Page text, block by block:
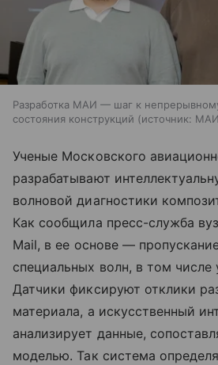
Разработка МАИ — шаг к
состояния конструкций
источник: МАИ
Ученые Московского
разрабатывают
волновой диагностики
Как сообщила пресс-служба
Mail, в ее основе —
специальных волн, в том числе
Датчики фиксируют отклики
материала, а искусственный
анализирует данные,
моделью. Так система